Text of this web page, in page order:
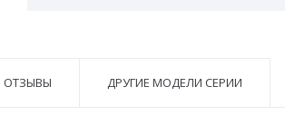
ОТЗЫВЫ ДРУГИЕ МОДЕЛИ СЕРИИ